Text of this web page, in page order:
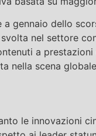
gennaio dello
nel settore
a
nella scena
le innovazioni